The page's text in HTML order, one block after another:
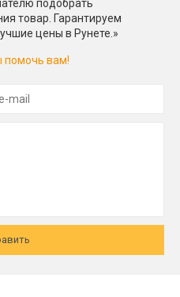
подобрать
товар. Гарантируем
цены в Рунете.»
помочь вам!